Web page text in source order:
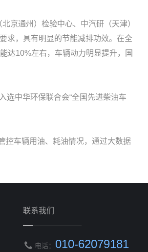
京通州）检验中心、中汽研（天津）
求，具有明显的节能减排功效。在全
达10%左右，车辆动力明显提升，国
选中华环保联合会“全国先进柴油车
控车辆用油、耗油情况，通过大数据
联系我们
电话： 010-62079181